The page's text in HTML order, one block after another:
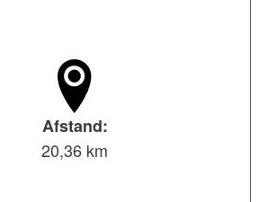
Afstand:
20,36 km